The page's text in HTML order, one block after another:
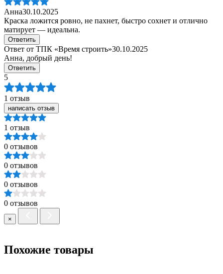
Анна30.10.2025
Краска ложится ровно, не пахнет, быстро сохнет и отлично
матирует — идеальна.
Ответить
Ответ от ТПК «Время строить»30.10.2025
Анна, добрый день!
Ответить
5
1 отзыв
написать отзыв
1 отзыв
0 отзывов
0 отзывов
0 отзывов
0 отзывов
×
Похожие товары